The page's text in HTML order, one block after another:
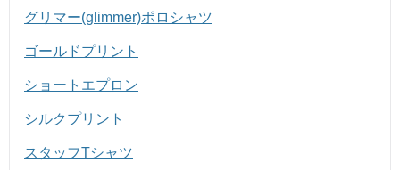
グリマー(glimmer)ポロシャツ
ゴールドプリント
ショートエプロン
シルクプリント
スタッフTシャツ